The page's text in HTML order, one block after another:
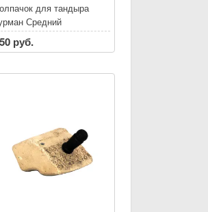
для тандыра
Средний
руб.